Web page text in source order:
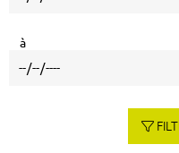
à